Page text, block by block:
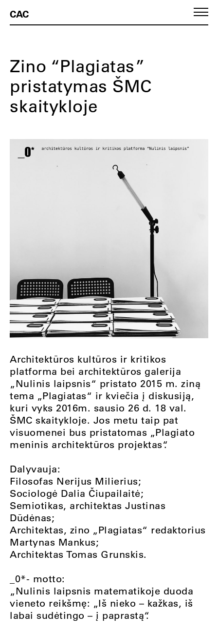
CAC
Zino “Plagiatas”
pristatymas ŠMC
skaitykloje
Architektūros kultūros ir kritikos
platforma bei architektūros galerija
„Nulinis laipsnis“ pristato 2015 m. ziną
tema „Plagiatas“ ir kviečia į diskusiją,
kuri vyks 2016m. sausio 26 d. 18 val.
ŠMC skaitykloje. Jos metu taip pat
visuomenei bus pristatomas „Plagiato
meninis architektūros projektas“.
Dalyvauja:
Filosofas Nerijus Milierius;
Sociologė Dalia Čiupailaitė;
Semiotikas, architektas Justinas
Dūdėnas;
Architektas, zino „Plagiatas“ redaktorius
Martynas Mankus;
Architektas Tomas Grunskis.
_0*- motto:
„Nulinis laipsnis matematikoje duoda
vieneto reikšmę: „Iš nieko – kažkas, iš
labai sudėtingo – į paprastą“.